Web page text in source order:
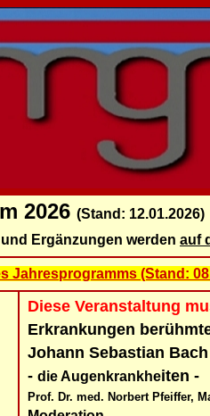
2026 (Stand: 12.01.2026)
Ergänzungen werden auf
Jahresprogramms (Stand:
Diese Veranstaltung
Erkrankungen
Johann Sebastian Bach
- die Augenkrankheiten -
Prof. Dr. med. Norbert Pfeiffer,